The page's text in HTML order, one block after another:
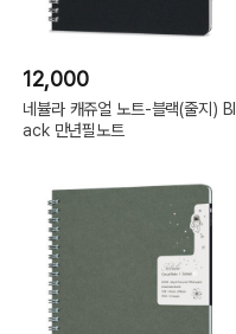
12,000
네뷸라 캐쥬얼 노트-블랙(줄지) Bl
ack 만년필노트